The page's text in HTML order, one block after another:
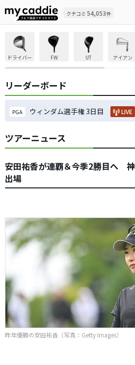
クチコミ 54,053件
ドライバー FW UT アイアン
リーダーボード
PGA ウィンダム選手権 3日目 LIVE
ツアーニュース
安田祐香が連覇＆今季2勝目へ
出場
昨年優勝の安田祐香（写真：Getty Images）